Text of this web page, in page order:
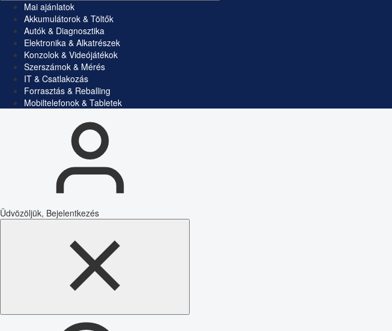
Mai ajánlatok
Akkumulátorok & Töltők
Autók & Diagnosztika
Elektronika & Alkatrészek
Konzolok & Videójátékok
Szerszámok & Mérés
IT & Csatlakozás
Forrasztás & Reballing
Mobiltelefonok & Tabletek
Üdvözöljük, Bejelentkezés